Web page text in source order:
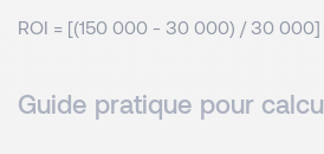
ROI = [(150 000 - 30 000) / 30 000]
Guide pratique pour